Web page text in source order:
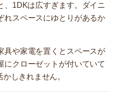
、1DKは広すぎます。ダイニ
れスペースにゆとりがあるか
具や家電を置くとスペースが
にクローゼットが付いていて
しきれません。